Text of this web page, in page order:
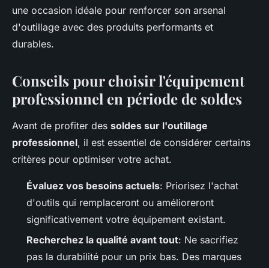
une occasion idéale pour renforcer son arsenal
d'outillage avec des produits performants et
durables.
Conseils pour choisir l'équipement
professionnel en période de soldes
Avant de profiter des soldes sur l'outillage
professionnel, il est essentiel de considérer certains
critères pour optimiser votre achat.
Évaluez vos besoins actuels: Priorisez l'achat
d'outils qui remplaceront ou amélioreront
significativement votre équipement existant.
Recherchez la qualité avant tout: Ne sacrifiez
pas la durabilité pour un prix bas. Des marques